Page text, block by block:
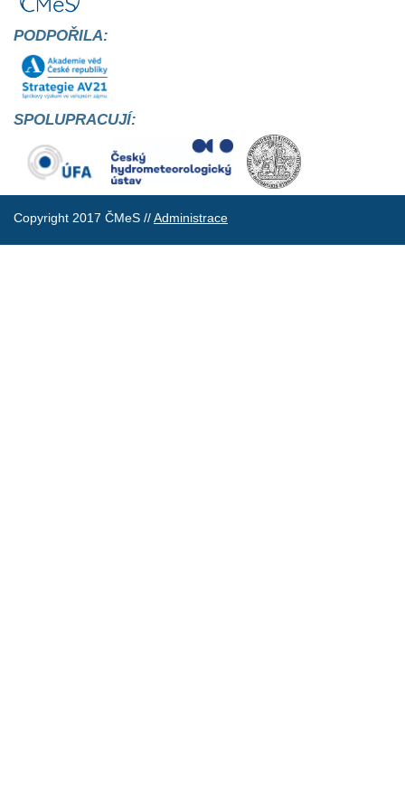
PODPOŘILA:
SPOLUPRACUJÍ:
Copyright 2017 ČMeS //Administrace